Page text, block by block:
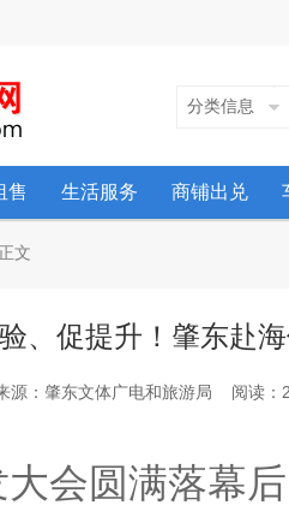
分类信息
售 生活服务 商铺出兑
文
、促提升！肇东赴
源：肇东文体广电和旅游局 阅读
会圆满落幕后